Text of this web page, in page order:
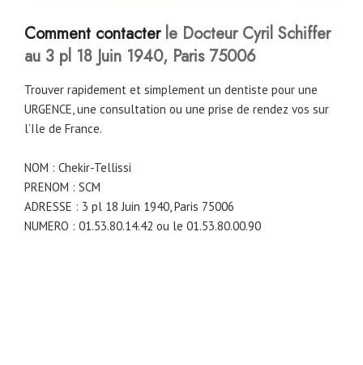
Comment contacterle Docteur Cyril Schiffer
au 3 pl 18 Juin 1940, Paris 75006
Trouver rapidement et simplement un dentiste pour une
URGENCE, une consultation ou une prise de rendez vos sur
l’Ile de France.
NOM : Chekir-Tellissi
PRENOM : SCM
ADRESSE : 3 pl 18 Juin 1940, Paris 75006
NUMERO : 01.53.80.14.42 ou le 01.53.80.00.90